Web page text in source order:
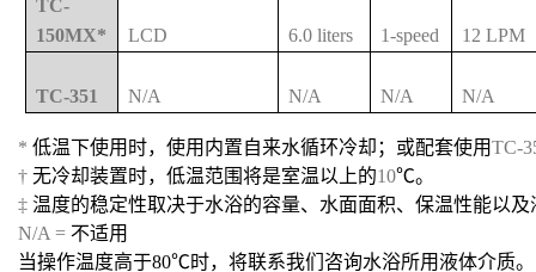
TC-
150MX*
LCD 6.0 liters 1-speed 12 LPM
TC-351 N/A N/A N/A N/A
* 低温下使用时，使用内置自来水循环冷却；或配套使用TC-
† 无冷却装置时，低温范围将是室温以上的10℃。
‡ 温度的稳定性取决于水浴的容量、水面面积、保温性能以
N/A = 不适用
当操作温度高于80℃时，将联系我们咨询水浴所用液体介质。